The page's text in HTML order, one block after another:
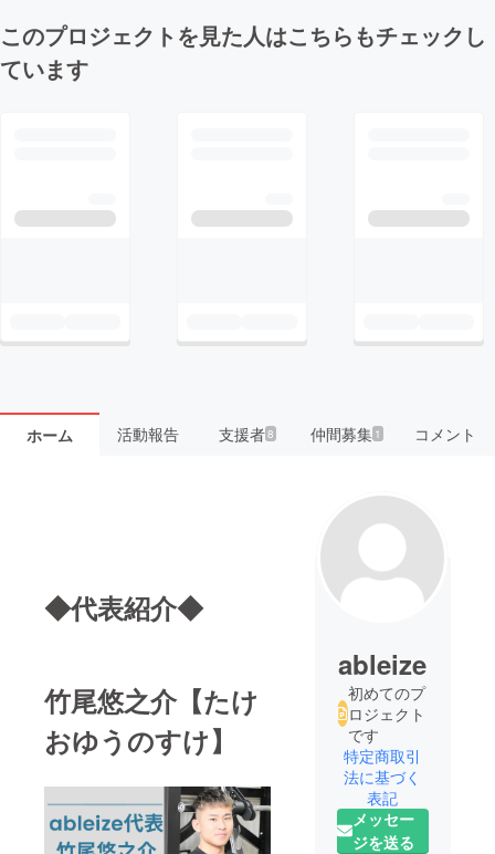
このプロジェクトを見た人はこちらもチェックし
ています
ホーム 活動報告 支援者8 仲間募集 1 コメント
◆代表紹介◆
竹尾悠之介【たけ
おゆうのすけ】
ableize
初めてのプ
ロジェクト
です
特定商取引
法に基づく
表記
メッセー
ジを送る